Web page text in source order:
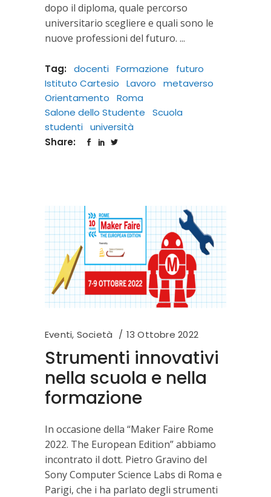
dopo il diploma, quale percorso
universitario scegliere e quali sono le
nuove professioni del futuro.
Tag: docenti Formazione
futuro
Istituto Cartesio
Lavoro
metaverso
Orientamento
Roma
Salone dello Studente
Scuola
studenti università
Share:
Eventi, Società 13 Ottobre 2022
Strumenti innovativi
nella scuola e nella
formazione
In occasione della “Maker Faire Rome
2022. The European Edition” abbiamo
incontrato il dott. Pietro Gravino del
Sony Computer Science Labs di Roma e
Parigi, che i ha parlato degli strumenti